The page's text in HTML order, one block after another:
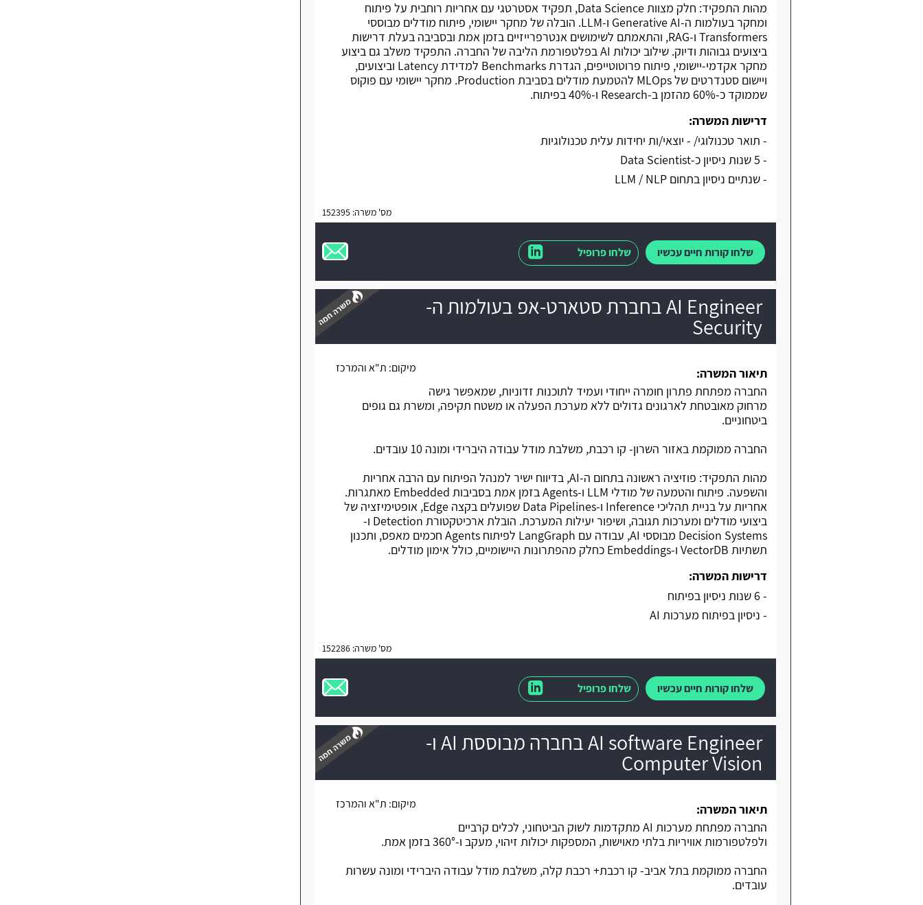
מהות התפקיד: חלק מצוות Data Science, תפקיד אסטרטגי עם אחריות רוחבית על פיתוח
ומחקר בעולמות ה-Generative AI ו-LLM. הובלה של מחקר יישומי, פיתוח מודלים מבוססי
Transformers ו-RAG, והתאמתם לשימושים אנטרפרייזיים בזמן אמת ובסביבה בעלת דרישות
ביצועים גבוהות ודיוק. שילוב יכולות AI בפלטפורמת הליבה של החברה. התפקיד משלב גם ביצוע
מחקר אקדמי-יישומי, פיתוח פרוטוטייפים, הגדרת Benchmarks למדידת Latency וביצועים,
ויישום סטנדרטים של MLOps להטמעת מודלים בסביבת Production. מחקר יישומי עם פוקוס
שממוקד כ-60% מהזמן ב-Research ו-40% בפיתוח.
דרישות המשרה:
- תואר טכנולוגי/ - יוצאי/ות יחידות עלית טכנולוגיות
- 5 שנות ניסיון כ-Data Scientist
- שנתיים ניסיון בתחום LLM / NLP
מס' משרה: 152395
שלחו קורות חיים עכשיו שלחו פרופיל
AI Engineer בחברת סטארט-אפ בעולמות ה-
Security
משרה חמה מיקום: ת"א והמרכז
תיאור המשרה:
החברה מפתחת פתרון חומרה ייחודי ועמיד לתוכנות זדוניות, שמאפשר גישה
מרחוק מאובטחת לארגונים גדולים ללא מערכת הפעלה או משטח תקיפה, ומשרת גם גופים
ביטחוניים.
החברה ממוקמת באזור השרון- קו רכבת, משלבת מודל עבודה היברידי ומונה 10 עובדים.
מהות התפקיד: פוזיציה ראשונה בתחום ה-AI, בדיווח ישיר למנהל הפיתוח עם הרבה אחריות
והשפעה. פיתוח והטמעה של מודלי LLM ו-Agents בזמן אמת בסביבות Embedded מאתגרות.
אחריות על בניית תהליכי Inference ו-Data Pipelines שפועלים בקצה Edge, אופטימיזציה של
ביצועי מודלים ומערכות תגובה, ושיפור יעילות המערכת. הובלת ארכיטקטורת Detection ו-
Decision Systems מבוססי AI, עבודה עם LangGraph לפיתוח Agents חכמים מאפס, ותכנון
תשתיות VectorDB ו-Embeddings כחלק מהפתרונות היישומיים, כולל אימון מודלים.
דרישות המשרה:
- 6 שנות ניסיון בפיתוח
- ניסיון בפיתוח מערכות AI
מס' משרה: 152286
שלחו קורות חיים עכשיו שלחו פרופיל
AI software Engineer בחברה מבוססת AI ו-
Computer Vision
משרה חמה מיקום: ת"א והמרכז
תיאור המשרה:
החברה מפתחת מערכות AI מתקדמות לשוק הביטחוני, לכלים קרביים
ולפלטפורמות אוויריות בלתי מאוישות, המספקות יכולות זיהוי, מעקב ו-360° בזמן אמת.
החברה ממוקמת בתל אביב- קו רכבת+ רכבת קלה, משלבת מודל עבודה היברידי ומונה עשרות
עובדים.